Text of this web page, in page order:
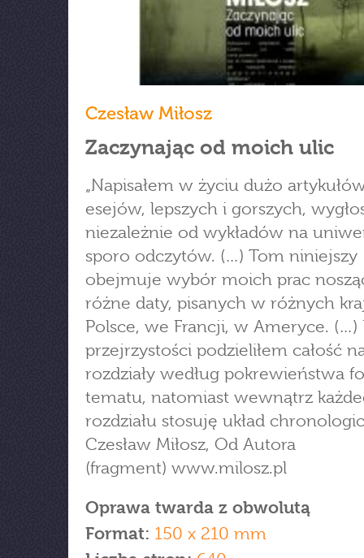
Czesław Miłosz
Zaczynając od moich ulic
„Napisałem w życiu dużo
esejów, lepszych i gorszych,
niezależnie od wykładów na
sporo odczytów. (…) Tom niniejszy
obejmuje wybór moich prac
różne daty, pisanych w różnych
Polsce, we Francji, w Ameryce. (…)
przejrzystości podzieliłem całość
rozdziały według pokrewieństwa
tematu, natomiast wewnątrz
rozdziału stosuję układ
Czesław Miłosz, Od Autora
(fragment) www.milosz.pl
Oprawa twarda z obwolutą
Format: 150 x 210 mm